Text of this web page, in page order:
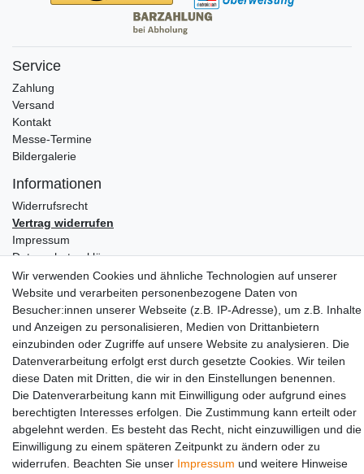
Service
Zahlung
Versand
Kontakt
Messe-Termine
Bildergalerie
Informationen
Widerrufs­recht
Vertrag widerrufen
Impressum
Daten­schutz­erklärung
AGB
Partners
Social Media
Wir verwenden Cookies und ähnliche Technologien auf unserer
Website und verarbeiten personenbezogene Daten von
Besucher:innen unserer Webseite (z.B. IP-Adresse), um z.B. Inhalte
und Anzeigen zu personalisieren, Medien von Drittanbietern
einzubinden oder Zugriffe auf unsere Website zu analysieren. Die
Datenverarbeitung erfolgt erst durch gesetzte Cookies. Wir teilen
diese Daten mit Dritten, die wir in den Einstellungen benennen.
Die Datenverarbeitung kann mit Einwilligung oder aufgrund eines
berechtigten Interesses erfolgen. Die Zustimmung kann erteilt oder
abgelehnt werden. Es besteht das Recht, nicht einzuwilligen und die
Einwilligung zu einem späteren Zeitpunkt zu ändern oder zu
widerrufen. Beachten Sie unser Impressum und weitere Hinweise